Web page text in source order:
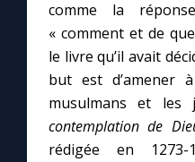
comme la
« comment et de
le livre qu’il avait
but est d’amener
musulmans et les
contemplation de
rédigée en